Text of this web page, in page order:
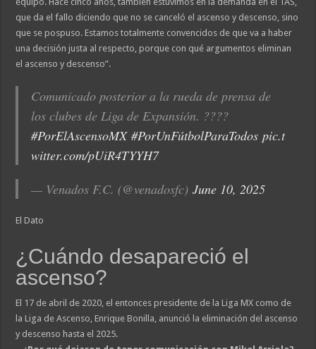
que da el fallo diciendo que no se canceló el ascenso y descenso, sino
que se pospuso. Estamos totalmente convencidos de que va a haber
una decisión justa al respecto, porque con qué argumentos eliminan
el ascenso y descenso”.
Comunicado posterior a la rueda de prensa de
los clubes de Liga de Expansión. ????
#PorElAscensoMX #PorUnFútbolParaTodos pic.t
witter.com/pUiR4TYYH7
— Venados F.C. (@venadosfc)June 10, 2025
El Dato
¿Cuándo desapareció el
ascenso?
El 17 de abril de 2020, el entonces presidente de la Liga MX como de
la Liga de Ascenso, Enrique Bonilla, anunció la eliminación del ascenso
y descenso hasta el 2025.